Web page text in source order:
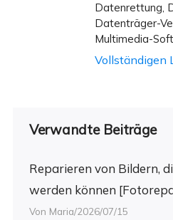
Datenrettung,
Datenträger-
Multimedia-
Vollständigen
Verwandte Beiträge
Reparieren von Bildern,
werden können
Von Maria/2026/07/15